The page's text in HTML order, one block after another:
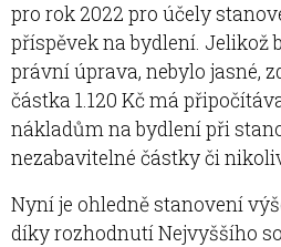
pro rok 2022 pro účely
příspěvek na bydlení. Jelikož
právní úprava, nebylo jasné,
částka 1.120 Kč má
nákladům na bydlení při
nezabavitelné částky či
Nyní je ohledně stanovení
díky rozhodnutí Nejvyššího